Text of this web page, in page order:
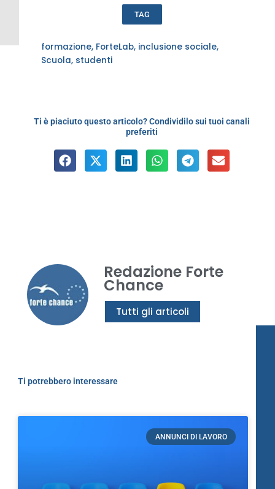
TAG
formazione, ForteLab, inclusione sociale,
Scuola, studenti
Ti è piaciuto questo articolo? Condividilo sui tuoi canali
preferiti
Redazione Forte
Chance
Tutti gli articoli
Ti potrebbero interessare
ANNUNCI DI LAVORO